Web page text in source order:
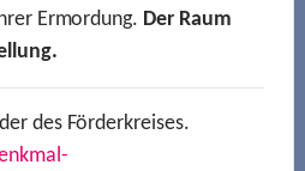
Ermordung. Der Raum
des Förderkreises.